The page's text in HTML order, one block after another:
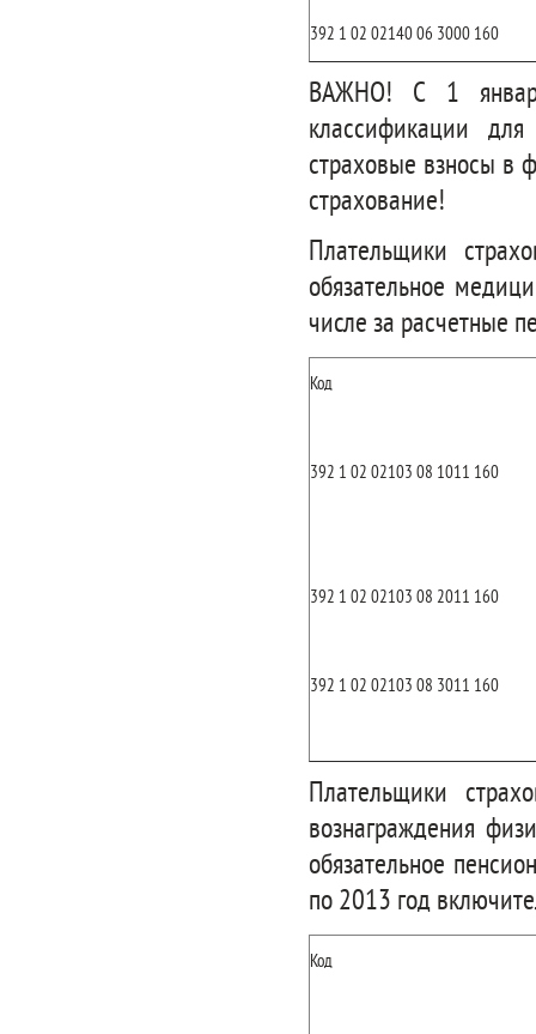
392 1 02 02140 06 3000 160
ВАЖНО! С 1
классификации
страховые взносы в
страхование!
Плательщики
обязательное
числе за расчетные
Код
392 1 02 02103 08 1011 160
392 1 02 02103 08 2011 160
392 1 02 02103 08 3011 160
Плательщики
вознаграждения
обязательное
по 2013 год
Код